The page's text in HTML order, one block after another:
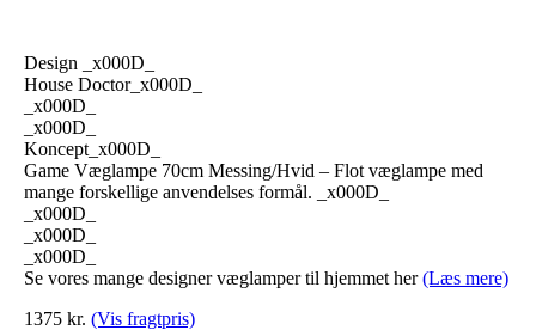
Design _x000D_
House Doctor_x000D_
_x000D_
_x000D_
Koncept_x000D_
Game Væglampe 70cm Messing/Hvid – Flot væglampe med
mange forskellige anvendelses formål. _x000D_
_x000D_
_x000D_
_x000D_
Se vores mange designer væglamper til hjemmet her(Læs mere)
1375 kr. (Vis fragtpris)